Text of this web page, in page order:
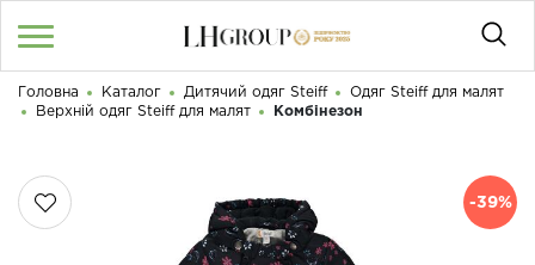
UA |RU
КАТАЛОГ
Доброго дня! Що Ви шукаєте?
Головна Каталог Дитячий одяг Steiff
Одяг Steiff для малят
Верхній одяг Steiff для малят
Комбінезон
-39%